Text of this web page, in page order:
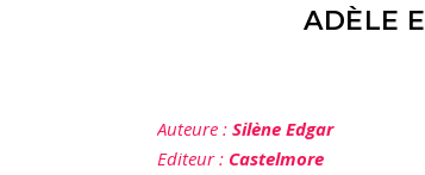
ADÈLE
Auteure : Silène Edgar
Editeur : Castelmore